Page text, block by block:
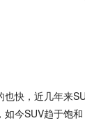
快，近几年来
今SUV趋于饱